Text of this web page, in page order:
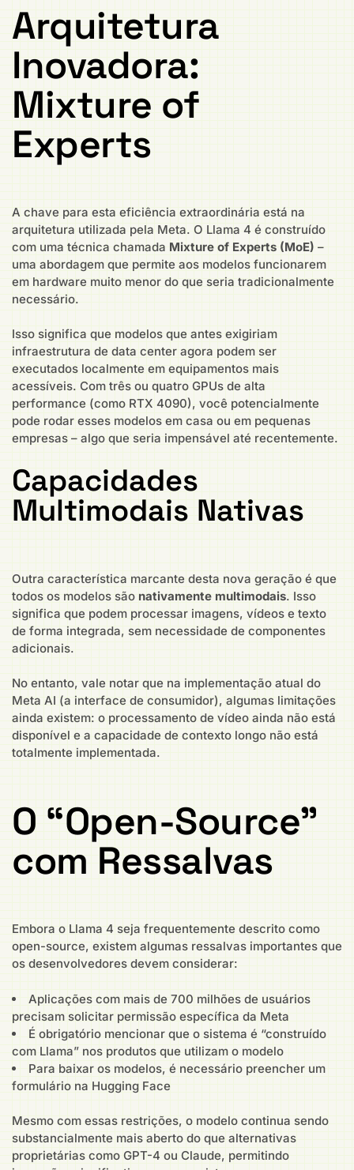
Arquitetura
Inovadora:
Mixture of
Experts
A chave para esta eficiência extraordinária está na
arquitetura utilizada pela Meta. O Llama 4 é construído
com uma técnica chamada Mixture of Experts (MoE) –
uma abordagem que permite aos modelos funcionarem
em hardware muito menor do que seria tradicionalmente
necessário.
Isso significa que modelos que antes exigiriam
infraestrutura de data center agora podem ser
executados localmente em equipamentos mais
acessíveis. Com três ou quatro GPUs de alta
performance (como RTX 4090), você potencialmente
pode rodar esses modelos em casa ou em pequenas
empresas – algo que seria impensável até recentemente.
Capacidades
Multimodais Nativas
Outra característica marcante desta nova geração é que
todos os modelos são nativamente multimodais. Isso
significa que podem processar imagens, vídeos e texto
de forma integrada, sem necessidade de componentes
adicionais.
No entanto, vale notar que na implementação atual do
Meta AI (a interface de consumidor), algumas limitações
ainda existem: o processamento de vídeo ainda não está
disponível e a capacidade de contexto longo não está
totalmente implementada.
O “Open-Source”
com Ressalvas
Embora o Llama 4 seja frequentemente descrito como
open-source, existem algumas ressalvas importantes que
os desenvolvedores devem considerar:
Aplicações com mais de 700 milhões de usuários
precisam solicitar permissão específica da Meta
É obrigatório mencionar que o sistema é “construído
com Llama” nos produtos que utilizam o modelo
Para baixar os modelos, é necessário preencher um
formulário na Hugging Face
Mesmo com essas restrições, o modelo continua sendo
substancialmente mais aberto do que alternativas
proprietárias como GPT-4 ou Claude, permitindo